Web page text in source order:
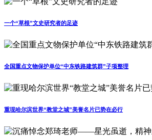
一个“草根”文史研究者的足迹
全国重点文物保护单位“中东铁路建筑群”子项整理
重现哈尔滨世界“教堂之城”美誉名片已势在必行